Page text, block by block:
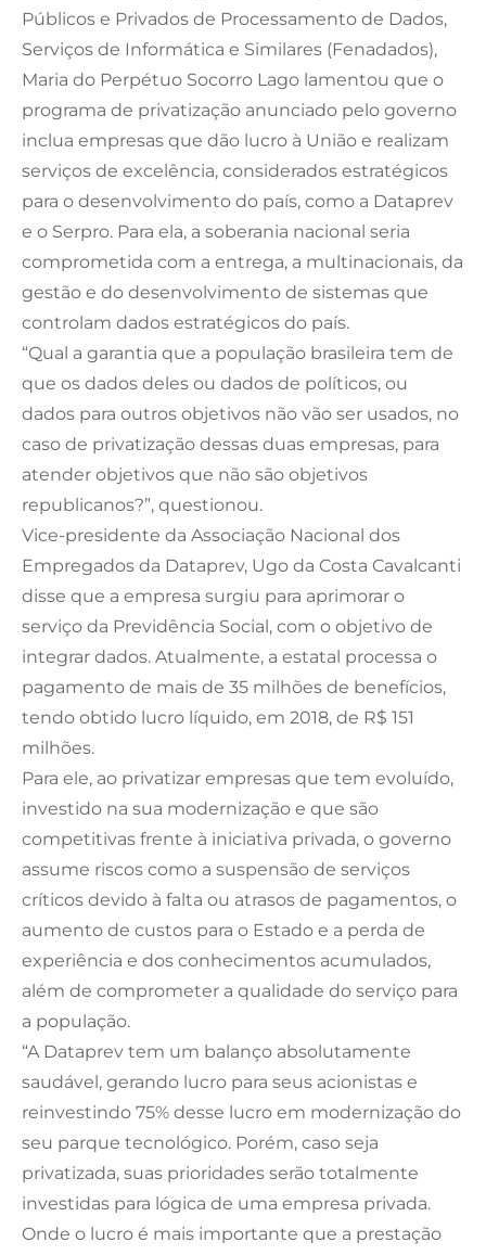
Públicos e Privados de Processamento de Dados,
Serviços de Informática e Similares (Fenadados),
Maria do Perpétuo Socorro Lago lamentou que o
programa de privatização anunciado pelo governo
inclua empresas que dão lucro à União e realizam
serviços de excelência, considerados estratégicos
para o desenvolvimento do país, como a Dataprev
e o Serpro. Para ela, a soberania nacional seria
comprometida com a entrega, a multinacionais, da
gestão e do desenvolvimento de sistemas que
controlam dados estratégicos do país.
“Qual a garantia que a população brasileira tem de
que os dados deles ou dados de políticos, ou
dados para outros objetivos não vão ser usados, no
caso de privatização dessas duas empresas, para
atender objetivos que não são objetivos
republicanos?”, questionou.
Vice-presidente da Associação Nacional dos
Empregados da Dataprev, Ugo da Costa Cavalcanti
disse que a empresa surgiu para aprimorar o
serviço da Previdência Social, com o objetivo de
integrar dados. Atualmente, a estatal processa o
pagamento de mais de 35 milhões de benefícios,
tendo obtido lucro líquido, em 2018, de R$ 151
milhões.
Para ele, ao privatizar empresas que tem evoluído,
investido na sua modernização e que são
competitivas frente à iniciativa privada, o governo
assume riscos como a suspensão de serviços
críticos devido à falta ou atrasos de pagamentos, o
aumento de custos para o Estado e a perda de
experiência e dos conhecimentos acumulados,
além de comprometer a qualidade do serviço para
a população.
“A Dataprev tem um balanço absolutamente
saudável, gerando lucro para seus acionistas e
reinvestindo 75% desse lucro em modernização do
seu parque tecnológico. Porém, caso seja
privatizada, suas prioridades serão totalmente
investidas para lógica de uma empresa privada.
Onde o lucro é mais importante que a prestação